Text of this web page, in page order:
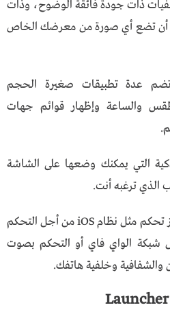
ذات جودة فائقة الوضوح، وذات
أن تضع أي صورة من معرضك الخاص
عدة تطبيقات صغيرة الحجم
والساعة وإظهار قوائم جهات
التي يمكنك وضعها على الشاشة
الذي ترغبه أنت.
كما سيكون بإمكانك وضع مركز تحكم مثل نظام iOS من أجل التحكم
شبكة الواي فاي أو التحكم بصوت
والشفافية وخلفية هاتفك.